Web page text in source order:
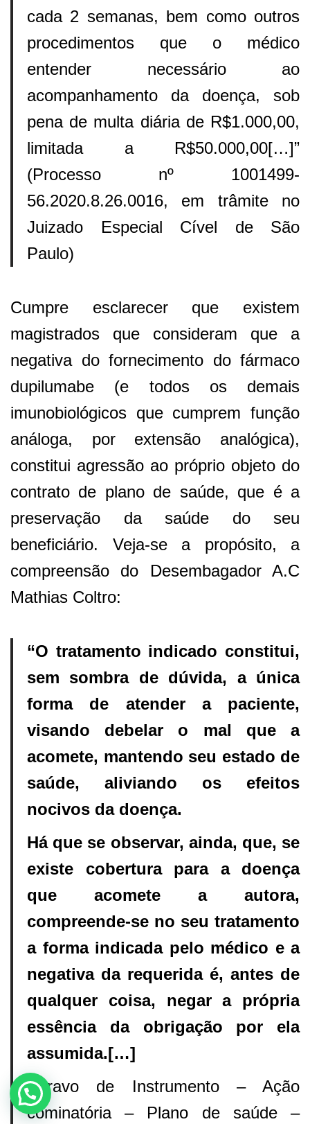
cada 2 semanas, bem como outros
procedimentos que o médico
entender necessário ao
acompanhamento da doença, sob
pena de multa diária de R$1.000,00,
limitada a R$50.000,00[…]”
(Processo nº 1001499-
56.2020.8.26.0016, em trâmite no
Juizado Especial Cível de São
Paulo)
Cumpre esclarecer que existem
magistrados que consideram que a
negativa do fornecimento do fármaco
dupilumabe (e todos os demais
imunobiológicos que cumprem função
análoga, por extensão analógica),
constitui agressão ao próprio objeto do
contrato de plano de saúde, que é a
preservação da saúde do seu
beneficiário. Veja-se a propósito, a
compreensão do Desembagador A.C
Mathias Coltro:
“O tratamento indicado constitui,
sem sombra de dúvida, a única
forma de atender a paciente,
visando debelar o mal que a
acomete, mantendo seu estado de
saúde, aliviando os efeitos
nocivos da doença.
Há que se observar, ainda, que, se
existe cobertura para a
doença
que acomete a autora,
compreende-se no seu tratamento
a forma indicada pelo médico e a
negativa da requerida é, antes de
qualquer
coisa, negar a própria
essência da obrigação por ela
assumida.[…]
Agravo de Instrumento – Ação
cominatória – Plano de saúde –